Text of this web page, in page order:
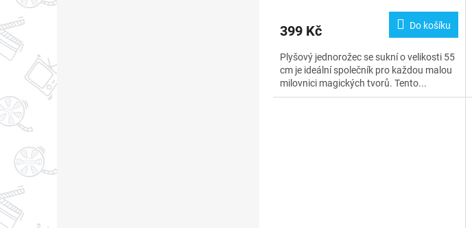
399 Kč Do košíku
Plyšový jednorožec se sukní o velikosti 55
cm je ideální společník pro každou malou
milovnici magických tvorů. Tento...